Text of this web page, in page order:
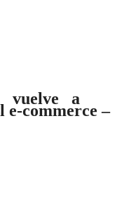
vuelve a
e-commerce –